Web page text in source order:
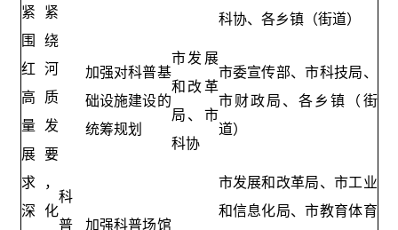
紧紧
围绕
红河
高质
量发
展要
求，
深化
科协、各乡镇（街道）
科
普
加强对科普基
础设施建设的
统筹规划
市发展
和改革
局、市
科协
市委宣传部、市科技局、
市财政局、各乡镇（街
道）
加强科普场馆
市发展和改革局、市工业
和信息化局、市教育体育